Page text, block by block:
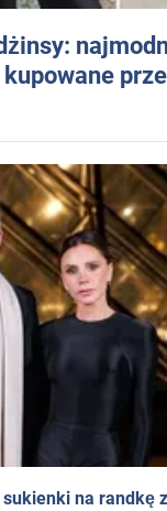
na randkę